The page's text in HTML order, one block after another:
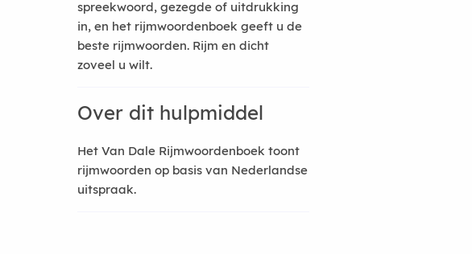
spreekwoord, gezegde of uitdrukking
in, en het rijmwoordenboek geeft u de
beste rijmwoorden. Rijm en dicht
zoveel u wilt.
Over dit hulpmiddel
Het Van Dale Rijmwoordenboek toont
rijmwoorden op basis van Nederlandse
uitspraak.